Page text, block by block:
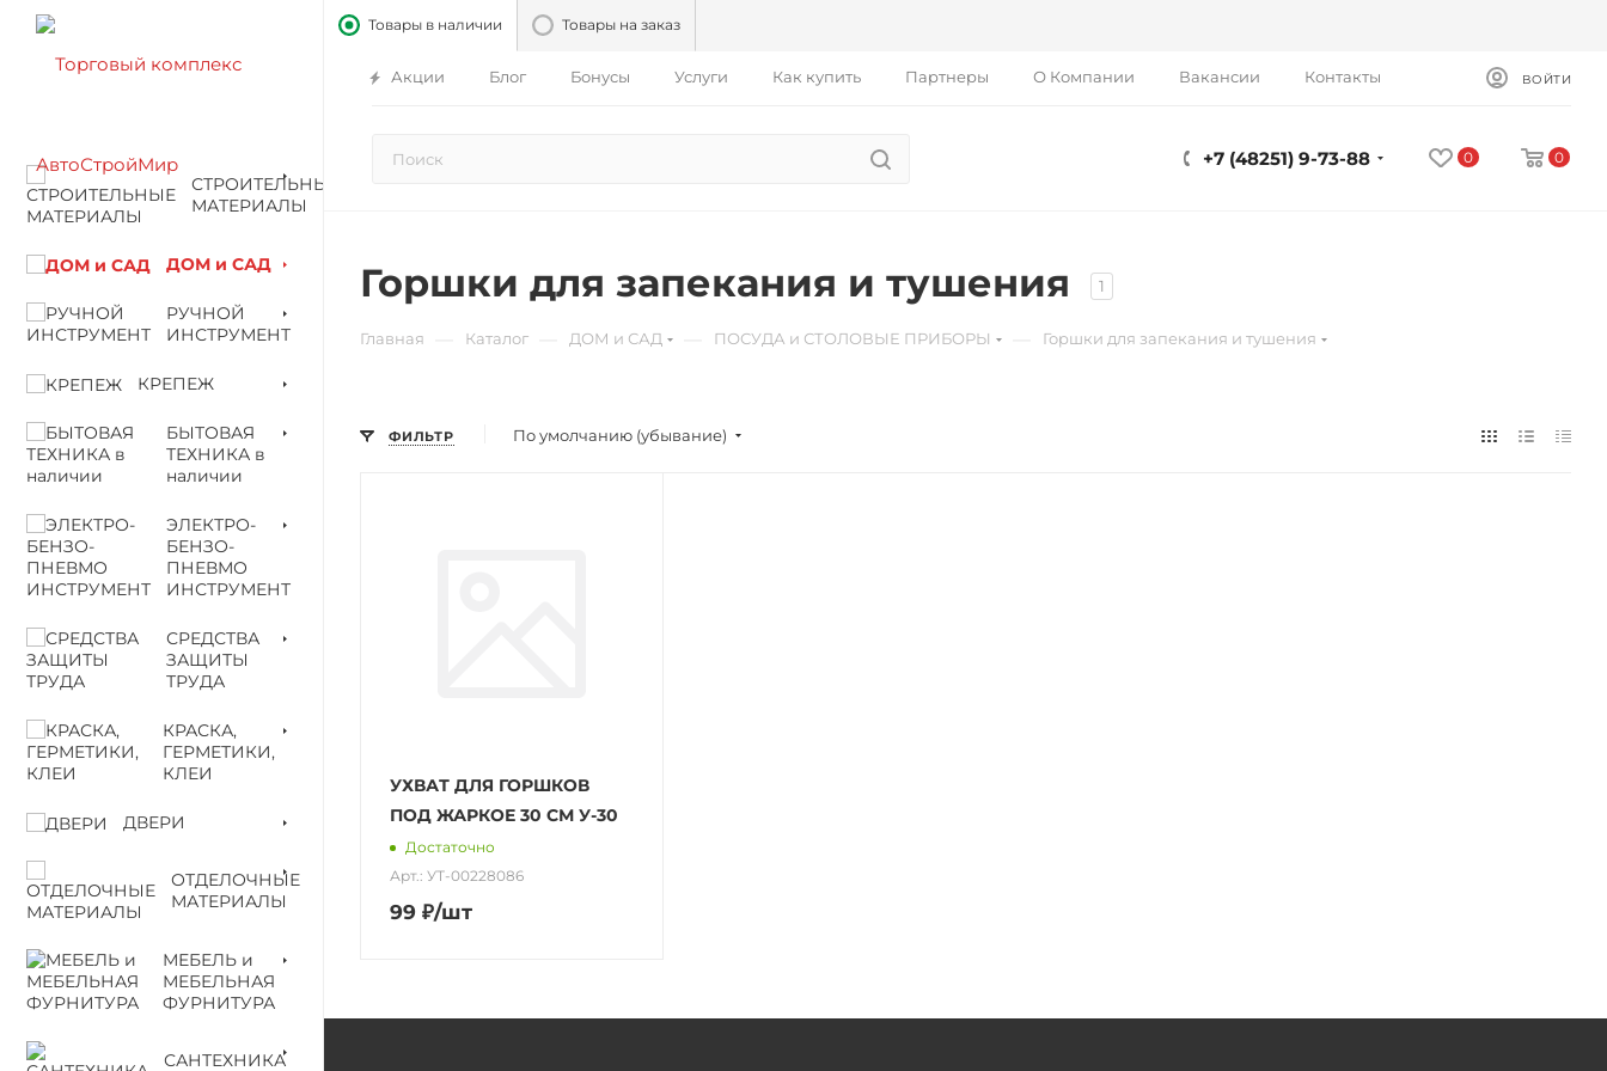
Товары в наличии Товары на заказ
Акции Блог Бонусы Услуги Как купить Партнеры О Компании Вакансии Контакты ВОЙТИ
0 0
+7 (48251) 9-73-88
СТРОИТЕЛЬНЫЕ
МАТЕРИАЛЫ
ДОМ и САД
РУЧНОЙ
ИНСТРУМЕНТ
КРЕПЕЖ
БЫТОВАЯ
ТЕХНИКА в
наличии
ЭЛЕКТРО-
БЕНЗО-
ПНЕВМО
ИНСТРУМЕНТ
СРЕДСТВА
ЗАЩИТЫ
ТРУДА
КРАСКА,
ГЕРМЕТИКИ,
КЛЕИ
ДВЕРИ
ОТДЕЛОЧНЫЕ
МАТЕРИАЛЫ
МЕБЕЛЬ и
МЕБЕЛЬНАЯ
ФУРНИТУРА
САНТЕХНИКА
Горшки для запекания и тушения 1
Главная Каталог ДОМ и САД ПОСУДА и СТОЛОВЫЕ ПРИБОРЫ Горшки для запекания и тушения
ФИЛЬТР По умолчанию (убывание)
УХВАТ ДЛЯ ГОРШКОВ
ПОД ЖАРКОЕ 30 СМ У-30
Достаточно
Арт.: УТ-00228086
99 ₽/шт